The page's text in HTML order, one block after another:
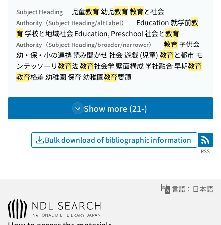
Subject Heading 児童教育幼児教育教育と社会
Authority（Subject Heading/altLabel） Education 就学前教
育学校と地域社会 Education, Preschool 社会と教育
Authority（Subject Heading/broader/narrower） 教育子供会
幼・保・小の連携 読み聞かせ 社会 遊戯 (児童) 教育と都市 モ
ンテッソーリ教育法教育社会学 壁面構成 学社融合 早期教育
教育格差 幼稚園 保育 幼稚園教育要領
Show more (21-)
Bulk download of bibliographic information RSS
RSS
言語：日本語